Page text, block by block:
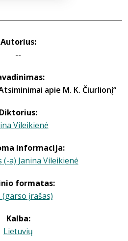
Autorius:
--
apie M. K. Čiurlionį“
Diktorius:
Vileikienė
informacija:
(-a) Janina Vileikienė
formatas:
(garso įrašas)
Kalba:
Lietuvių